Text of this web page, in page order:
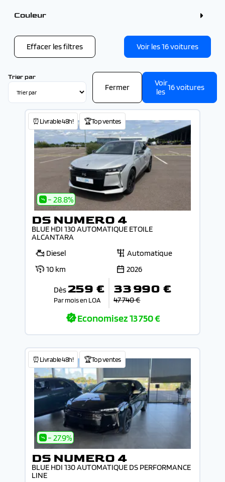
Couleur
Noir (4)
Blanc (1)
Effacer les filtres Voir les16voitures
Trier par
Fermer
Voir
les 16voitures
⏰Livrable 48h! 🏆Top ventes
- 28.8%
DS NUMERO 4
BLUE HDI 130 AUTOMATIQUE ETOILE
ALCANTARA
Diesel
Automatique
10 km
2026
Dès 259 €
Par mois en LOA
33 990 €
47 740 €
Economisez13 750 €
⏰Livrable 48h! 🏆Top ventes
- 27.9%
DS NUMERO 4
BLUE HDI 130 AUTOMATIQUE DS PERFORMANCE
LINE